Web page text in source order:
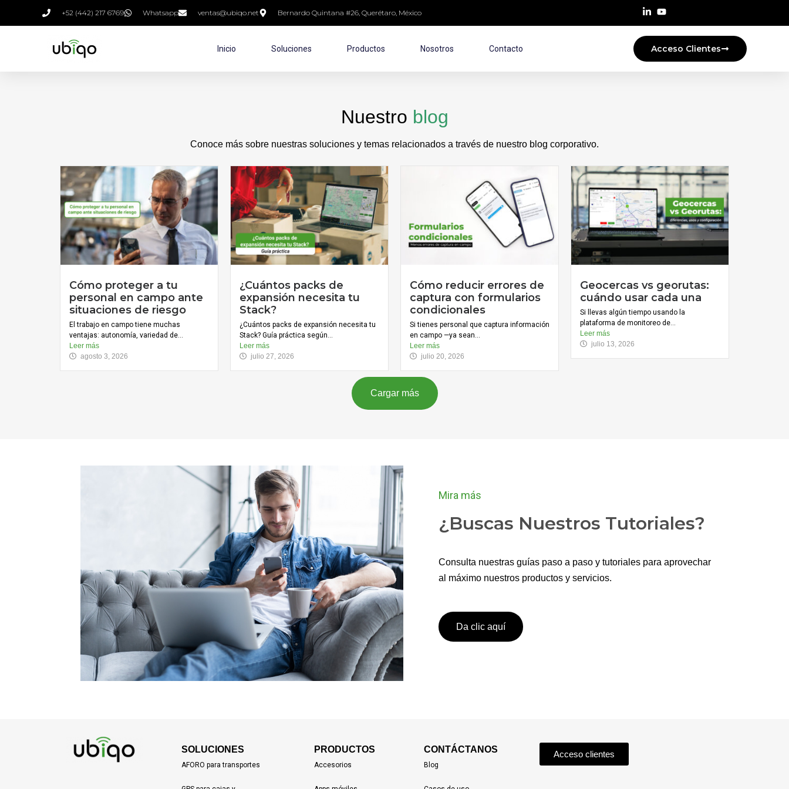
+52 (442) 217 6769 Whatsapp ventas@ubiqo.net Bernardo Quintana #26, Querétaro, México
Inicio Soluciones Productos Nosotros Contacto Acceso Clientes
Nuestro blog
Conoce más sobre nuestras soluciones y temas relacionados a través de nuestro blog corporativo.
Cómo proteger a tu
personal en campo ante
situaciones de riesgo
El trabajo en campo tiene muchas
ventajas: autonomía, variedad de...
Leer más
agosto 3, 2026
¿Cuántos packs de
expansión necesita tu
Stack?
¿Cuántos packs de expansión necesita tu
Stack? Guía práctica según...
Leer más
julio 27, 2026
Cómo reducir errores de
captura con formularios
condicionales
Si tienes personal que captura información
en campo —ya sean...
Leer más
julio 20, 2026
Geocercas vs georutas:
cuándo usar cada una
Si llevas algún tiempo usando la
plataforma de monitoreo de...
Leer más
julio 13, 2026
Cargar más
Mira más
¿Buscas Nuestros Tutoriales?
Consulta nuestras guías paso a paso y tutoriales para aprovechar
al máximo nuestros productos y servicios.
Da clic aquí
SOLUCIONES
AFORO para transportes
PRODUCTOS
Accesorios
CONTÁCTANOS
Blog
Acceso clientes